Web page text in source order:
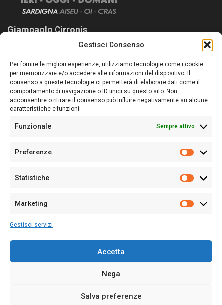
Gestisci Consenso
Per fornire le migliori esperienze, utilizziamo tecnologie come i cookie
per memorizzare e/o accedere alle informazioni del dispositivo. Il
consenso a queste tecnologie ci permetterà di elaborare dati come il
comportamento di navigazione o ID unici su questo sito. Non
acconsentire o ritirare il consenso può influire negativamente su alcune
caratteristiche e funzioni.
Funzionale Sempre attivo
Preferenze
Statistiche
Marketing
Gestisci servizi
Accetta
Nega
Salva preferenze
Giampaolo Cirronis
Sardegna Ieri-Oggi-Domani nasce per informare “liberamente” i
nostro passato e, soprattutto, al nostro futuro
Follow Us
Sede:Via Cristoforo Colombo 09013 Carbonia
Partita IVA02270380922
128/2020 del 10/02/2020
Per la Pubblicità:
Contatti
Sardegna Ieri-Oggi-Domani- Tutti i diritti sono riservati -